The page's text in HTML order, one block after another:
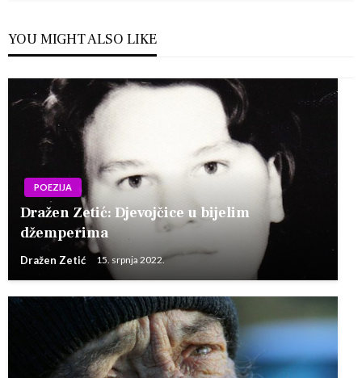
YOU MIGHT ALSO LIKE
POEZIJA
Dražen Zetić: Djevojčice u bijelim
džemperima
Dražen Zetić 15. srpnja 2022.